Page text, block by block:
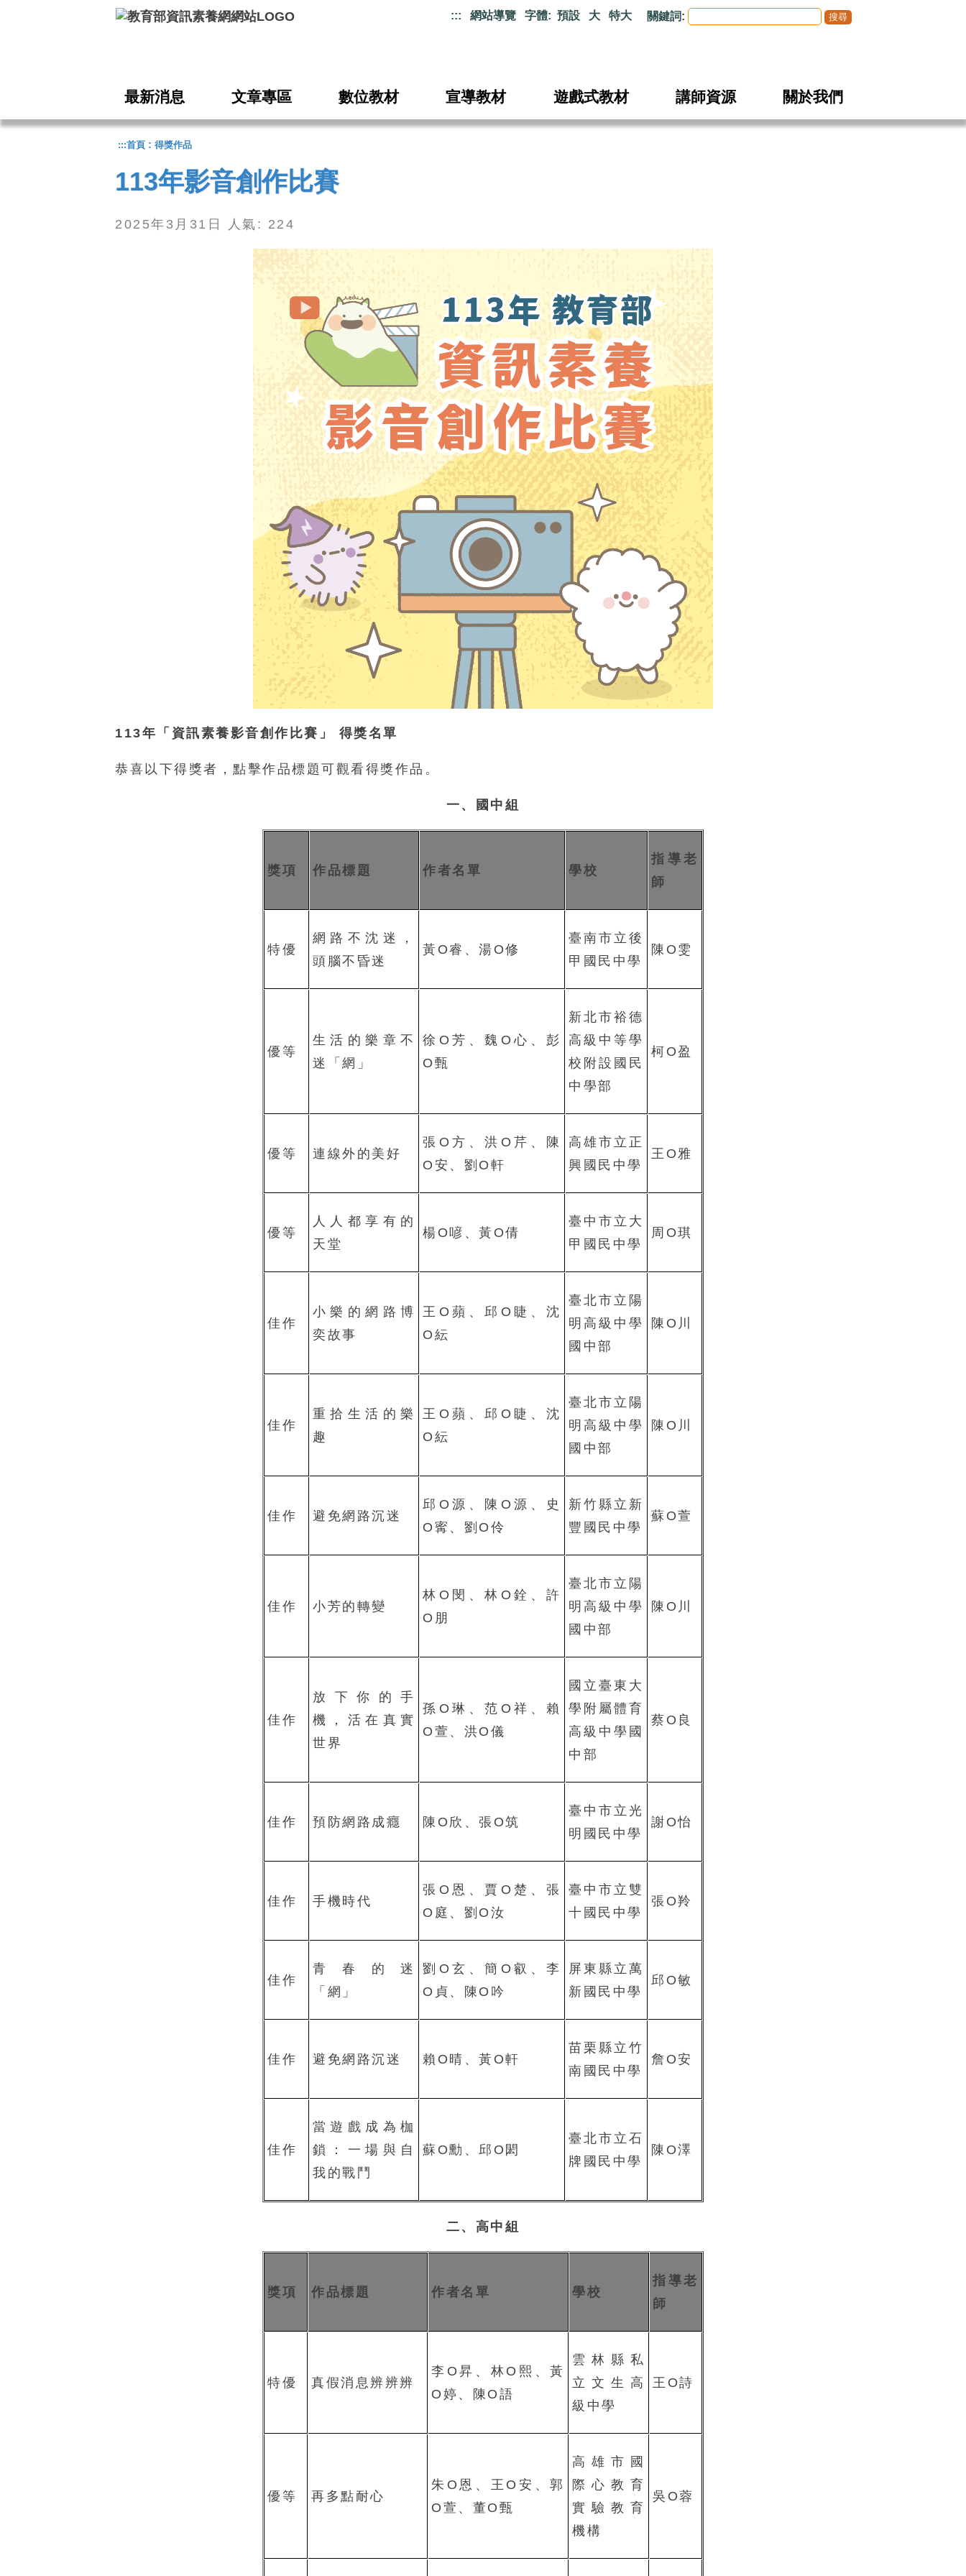
::: 網站導覽 字體: 預設 大 特大 關鍵詞:
最新消息 文章專區 數位教材 宣導教材 遊戲式教材 講師資源 關於我們
:::首頁 : 得獎作品
113年影音創作比賽
2025年3月31日 人氣: 224
113年「資訊素養影音創作比賽」 得獎名單
恭喜以下得獎者，點擊作品標題可觀看得獎作品。
一、國中組
獎項 作品標題 作者名單 學校
指導老
師
特優
網路不沈迷，
頭腦不昏迷
黃O睿、湯O修
臺南市立後
甲國民中學
陳O雯
優等
生活的樂章不
迷「網」
徐O芳、魏O心、彭
O甄
新北市裕德
高級中等學
校附設國民
中學部
柯O盈
優等 連線外的美好
張O方、洪O芹、陳
O安、劉O軒
高雄市立正
興國民中學
王O雅
優等
人人都享有的
天堂
楊O喭、黃O倩
臺中市立大
甲國民中學
周O琪
佳作
小樂的網路博
奕故事
王O蘋、邱O睫、沈
O紜
臺北市立陽
明高級中學
國中部
陳O川
佳作
重拾生活的樂
趣
王O蘋、邱O睫、沈
O紜
臺北市立陽
明高級中學
國中部
陳O川
佳作 避免網路沉迷
邱O源、陳O源、史
O寗、劉O伶
新竹縣立新
豐國民中學
蘇O萱
佳作 小芳的轉變
林O閔、林O銓、許
O朋
臺北市立陽
明高級中學
國中部
陳O川
佳作
放下你的手
機，活在真實
世界
孫O琳、范O祥、賴
O萱、洪O儀
國立臺東大
學附屬體育
高級中學國
中部
蔡O良
佳作 預防網路成癮 陳O欣、張O筑
臺中市立光
明國民中學
謝O怡
佳作 手機時代
張O恩、賈O楚、張
O庭、劉O汝
臺中市立雙
十國民中學
張O羚
佳作
青春的迷
「網」
劉O玄、簡O叡、李
O貞、陳O吟
屏東縣立萬
新國民中學
邱O敏
佳作 避免網路沉迷 賴O晴、黃O軒
苗栗縣立竹
南國民中學
詹O安
佳作
當遊戲成為枷
鎖：一場與自
我的戰鬥
蘇O勳、邱O閎
臺北市立石
牌國民中學
陳O澤
二、高中組
獎項 作品標題 作者名單 學校
指導老
師
特優 真假消息辨辨辨
李O昇、林O熙、黃
O婷、陳O語
雲林縣私
立文生高
級中學
王O詩
優等 再多點耐心
朱O恩、王O安、郭
O萱、董O甄
高雄市國
際心教育
實驗教育
機構
吳O蓉